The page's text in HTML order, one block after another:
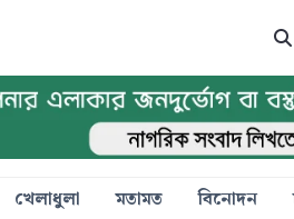
খেলাধুলা মতামত বিনোদন